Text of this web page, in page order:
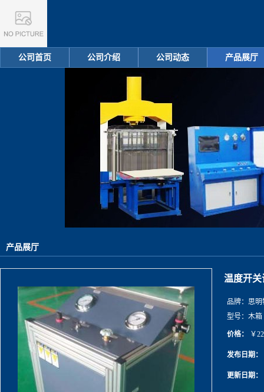
公司首页 公司介绍 公司动态 产品展厅
产品展厅
温度开关
品牌： 思明
型号： 木箱
价格： ￥
发布日期：
更新日期：